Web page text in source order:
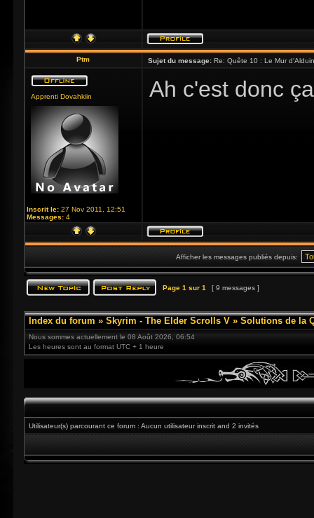
Ptm Sujet du message: Re: Quête 10 : Le Mur d'Alduin
Apprenti Dovahkiin
Inscrit le: 27 Nov 2011, 12:51
Messages: 4
Ah c'est donc
Afficher les messages publiés depuis:
Page 1 sur 1 [ 9 messages ]
Index du forum » Skyrim - The Elder Scrolls V » Solutions de la
Nous sommes actuellement le 08 Août 2026, 06:54
Les heures sont au format UTC + 1 heure
Utilisateur(s) parcourant ce forum : Aucun utilisateur inscrit and 2 invités